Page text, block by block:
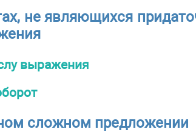
не являющихся
выражения
сложном предложении